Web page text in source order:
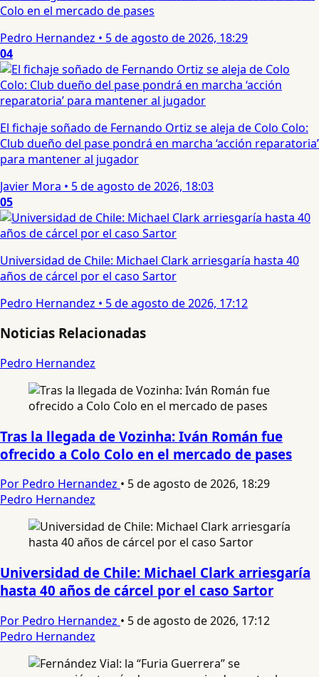
Colo en el mercado de pases
Pedro Hernandez • 5 de agosto de 2026, 18:29
04
El fichaje soñado de Fernando Ortiz se aleja de Colo Colo:
Club dueño del pase pondrá en marcha ‘acción reparatoria’
para mantener al jugador
Javier Mora • 5 de agosto de 2026, 18:03
05
Universidad de Chile: Michael Clark arriesgaría hasta 40
años de cárcel por el caso Sartor
Pedro Hernandez • 5 de agosto de 2026, 17:12
Noticias Relacionadas
Pedro Hernandez
Tras la llegada de Vozinha: Iván Román fue
ofrecido a Colo Colo en el mercado de pases
Por Pedro Hernandez • 5 de agosto de 2026, 18:29
Pedro Hernandez
Universidad de Chile: Michael Clark arriesgaría
hasta 40 años de cárcel por el caso Sartor
Por Pedro Hernandez • 5 de agosto de 2026, 17:12
Pedro Hernandez